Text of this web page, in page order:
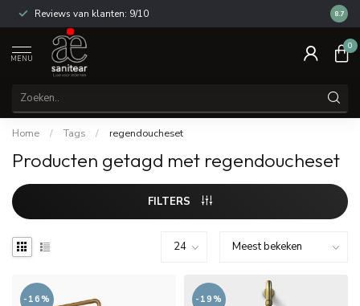
Reviews van klanten: 9/10 14
8.7
MENU
0
Home / Tags / regendoucheset
Producten getagd met regendoucheset
FILTERS
-16% -19%